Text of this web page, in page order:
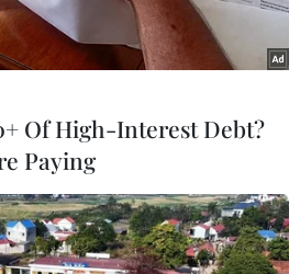
bằng cách nới lỏng các quy
động.
Of High-Interest Debt?
Paying